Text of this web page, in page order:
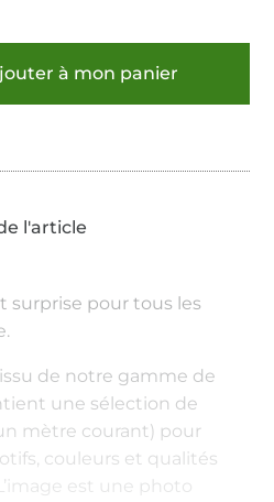
à mon panier
surprise pour tous les
de notre gamme de
une sélection de
mètre courant) pour
couleurs et qualités
est une photo